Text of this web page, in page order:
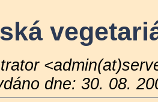
dne: 30. 08.